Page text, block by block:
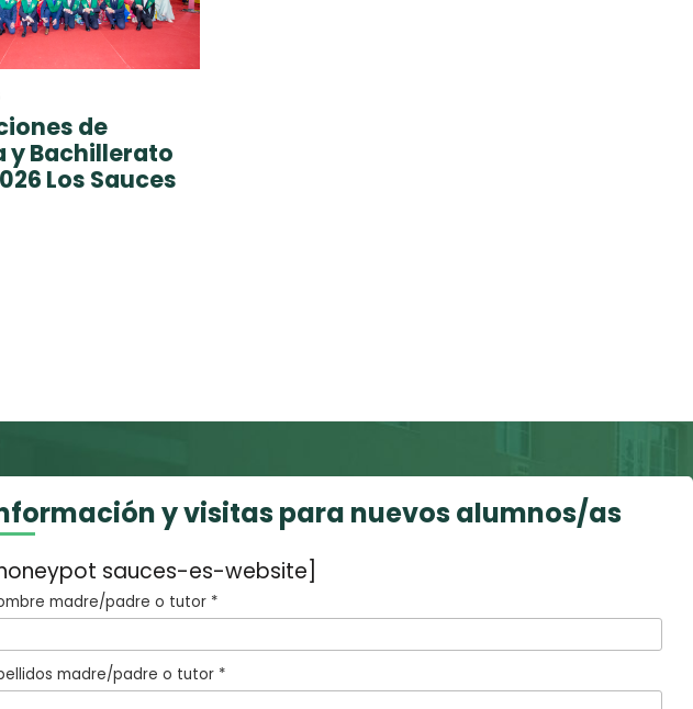
de
y Bachillerato
Los Sauces
y visitas para nuevos alumnos/as
sauces-es-website]
madre/padre o tutor *
madre/padre o tutor *